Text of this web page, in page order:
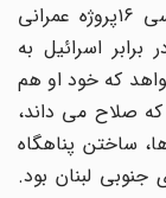
دست مى دهد، که در این ملاقات امام موسى ۱۶پروژه عمرانى
اسرائیل به
که خود او هم
صلاح مى داند،
ساختن پناهگاه
لبنان بود.